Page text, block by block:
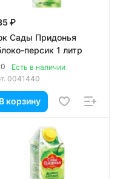
₽
Сады Придонья
персик 1 литр
0
Есть в наличии
0041440
В корзину